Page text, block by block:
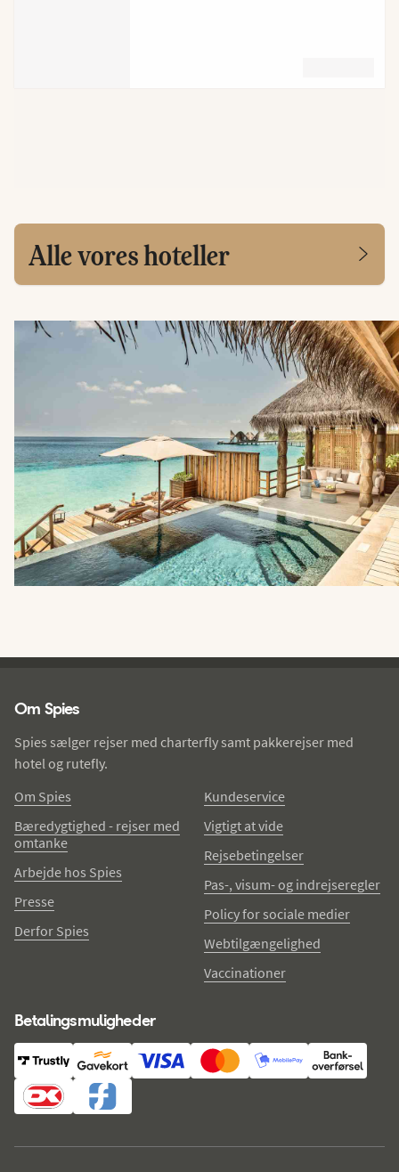
Alle vores hoteller
Om Spies
Spies sælger rejser med charterfly samt pakkerejser med
hotel og rutefly.
Om Spies
Bæredygtighed - rejser med
omtanke
Arbejde hos Spies
Presse
Derfor Spies
Kundeservice
Vigtigt at vide
Rejsebetingelser
Pas-, visum- og indrejseregler
Policy for sociale medier
Webtilgængelighed
Vaccinationer
Betalingsmuligheder